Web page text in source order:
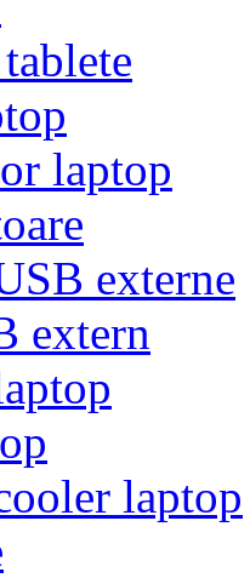
laptop
externe
extern
laptop